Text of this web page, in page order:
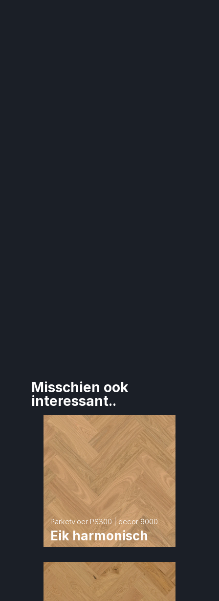
Misschien ook
interessant..
Parketvloer PS300 | decor 9000
Eik harmonisch